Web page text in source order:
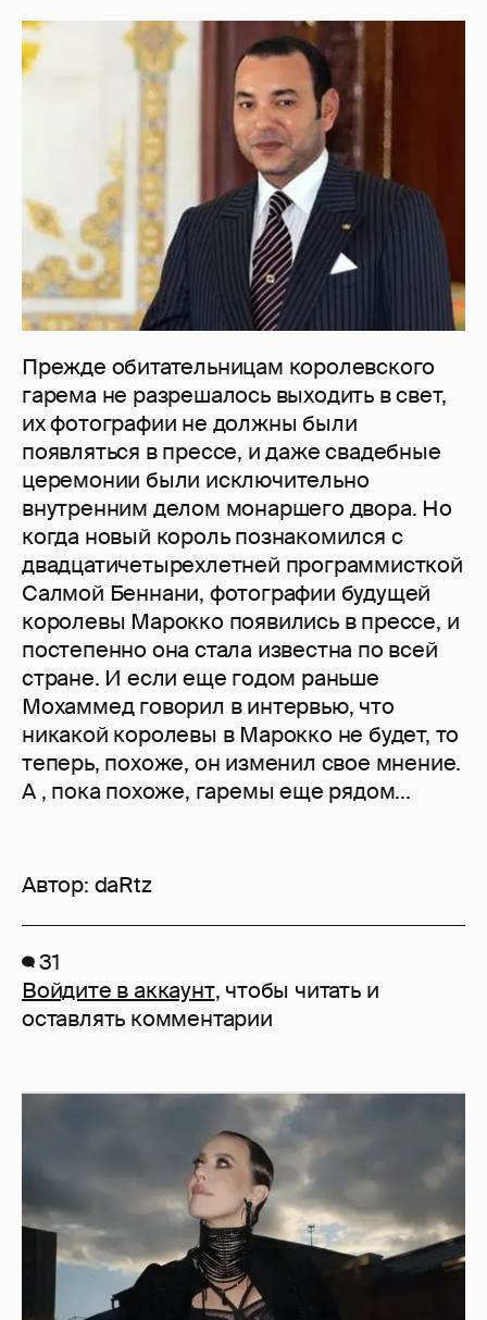
Прежде обитательницам королевского
гарема не разрешалось выходить в свет,
их фотографии не должны были
появляться в прессе, и даже свадебные
церемонии были исключительно
внутренним делом монаршего двора. Но
когда новый король познакомился с
двадцатичетырехлетней программисткой
Салмой Беннани, фотографии будущей
королевы Марокко появились в прессе, и
постепенно она стала известна по всей
стране. И если еще годом раньше
Мохаммед говорил в интервью, что
никакой королевы в Марокко не будет, то
теперь, похоже, он изменил свое мнение.
А , пока похоже, гаремы еще рядом...
Автор: daRtz
31
Войдите в аккаунт, чтобы читать и
оставлять комментарии